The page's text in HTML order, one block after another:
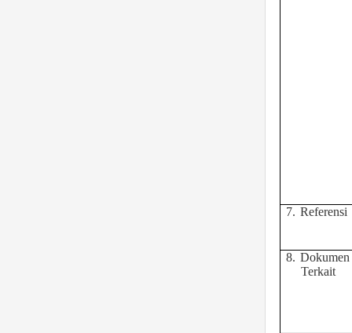
7. Referensi
8. Dokumen
Terkait